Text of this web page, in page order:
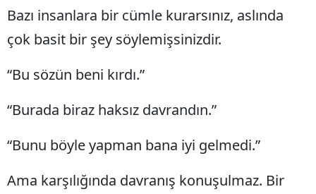
Bilecik
Bingöl
Bolu
Burdur
Bazı insanlara bir cümle kurarsınız, aslında
çok basit bir şey söylemişsinizdir.
“Bu sözün beni kırdı.”
“Burada biraz haksız davrandın.”
“Bunu böyle yapman bana iyi gelmedi.”
Ama karşılığında davranış konuşulmaz. Bir